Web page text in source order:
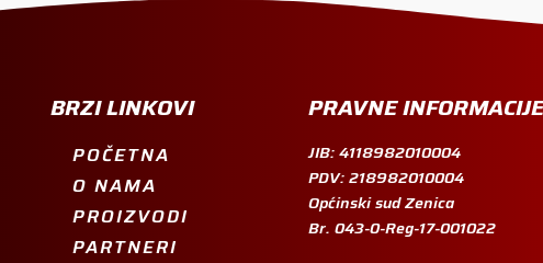
BRZI LINKOVI
POČETNA
O NAMA
PROIZVODI
PARTNERI
PRAVNE INFORMACIJE
JIB: 4118982010004
PDV: 218982010004
Općinski sud Zenica
Br. 043-0-Reg-17-001022